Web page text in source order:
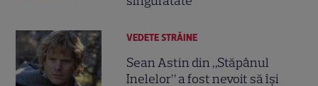
VEDETE STRĂINE
Sean Astin din „Stăpânul
Inelelor” a fost nevoit să își